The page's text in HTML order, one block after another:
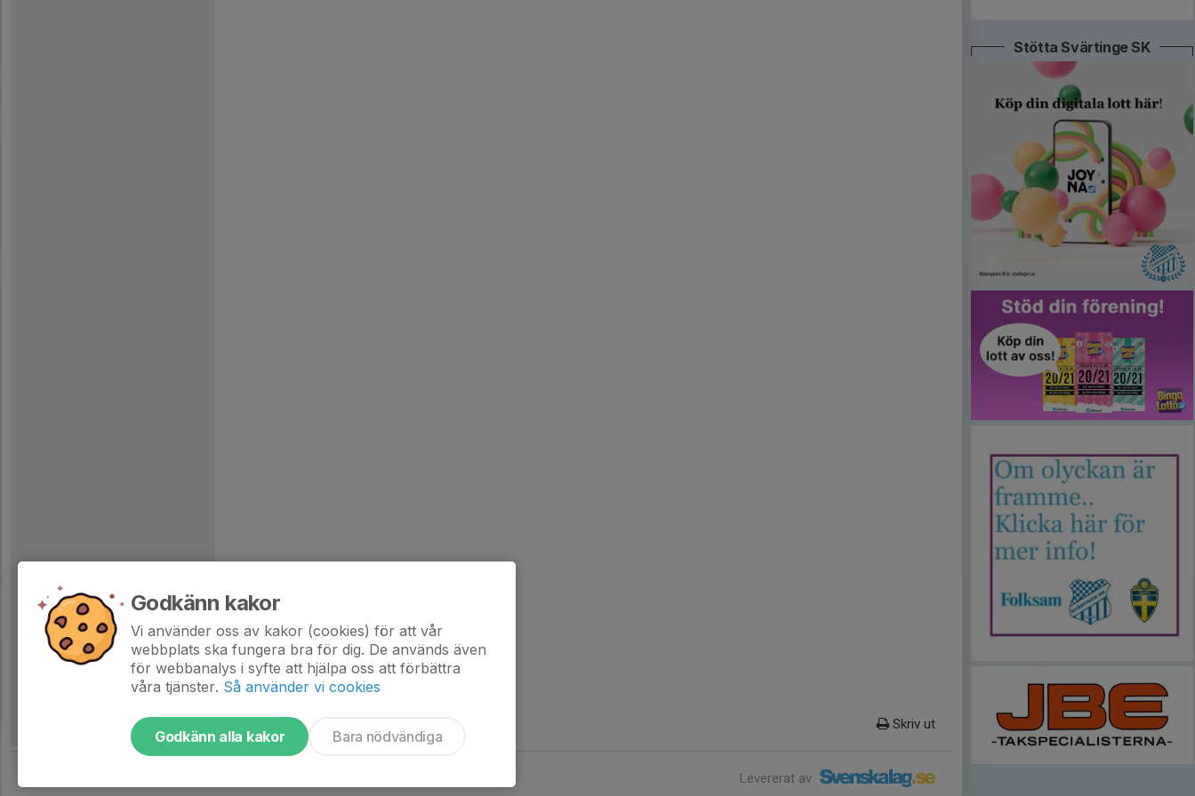
Skriv ut
Levererat av
Stötta Svärtinge SK
Godkänn kakor
Vi använder oss av kakor (cookies) för att vår
webbplats ska fungera bra för dig. De används även
för webbanalys i syfte att hjälpa oss att förbättra
våra tjänster. Så använder vi cookies
Godkänn alla kakor Bara nödvändiga